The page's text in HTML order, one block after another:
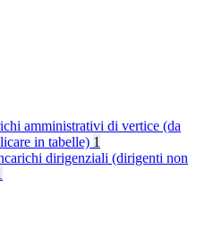
amministrativi di vertice (da
in tabelle) 1
dirigenziali (dirigenti non